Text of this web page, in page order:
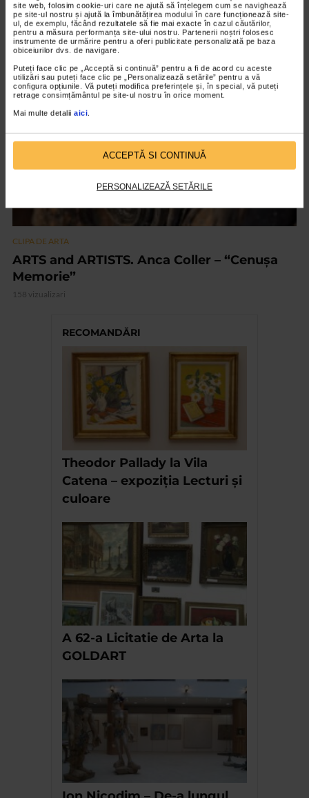
site web, folosim cookie-uri care ne ajută să înțelegem cum se navighează
pe site-ul nostru și ajută la îmbunătățirea modului în care funcționează site-
ul, de exemplu, făcând rezultatele să fie mai exacte în cazul căutărilor,
pentru a măsura performanța site-ului nostru. Partenerii noștri folosesc
instrumente de urmărire pentru a oferi publicitate personalizată pe baza
obiceiurilor dvs. de navigare.
Puteți face clic pe „Acceptă si continuă” pentru a fi de acord cu aceste
utilizări sau puteți face clic pe „Personalizează setările” pentru a vă
configura opțiunile. Vă puteți modifica preferințele și, în special, vă puteți
retrage consimțământul pe site-ul nostru în orice moment.
Mai multe detalii aici.
ACCEPTĂ SI CONTINUĂ
PERSONALIZEAZĂ SETĂRILE
CLIPA DE ARTA
Nicolae Tonitza – Pictor al copiilor
146 vizualizari
VIDEO
CLIPA DE ARTA
ARTS and ARTISTS. Anca Coller – “Cenușa
Memorie”
158 vizualizari
RECOMANDĂRI
Theodor Pallady la Vila
Catena – expoziția Lecturi și
culoare
A 62-a Licitatie de Arta la
GOLDART